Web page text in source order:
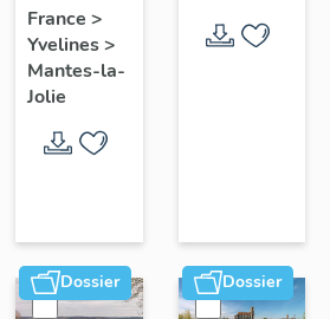
France >
Yvelines>
Mantes-la-
Jolie
Dossier Dossier